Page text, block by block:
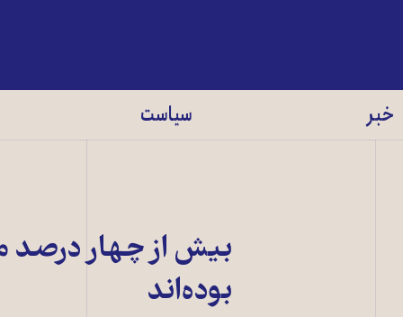
خبر سیاست
بیش از چهار درصد
بوده‌اند